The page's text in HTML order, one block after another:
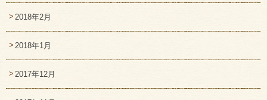
2018年2月
2018年1月
2017年12月